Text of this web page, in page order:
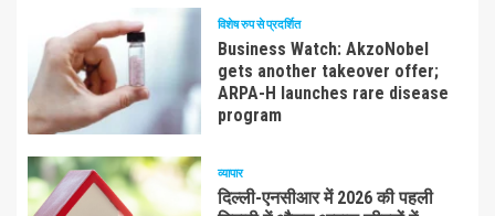
विशेष रुप से प्रदर्शित
Business Watch: AkzoNobel
gets another takeover offer;
ARPA-H launches rare disease
program
व्यापार
दिल्ली-एनसीआर में 2026 की पहली